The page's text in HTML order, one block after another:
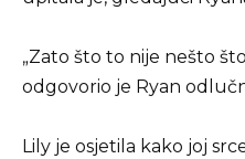
„Zato što to nije nešto
odgovorio je Ryan
Lily je osjetila kako joj